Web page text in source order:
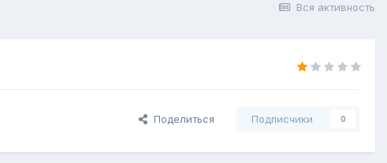
Вся активность
Поделиться Подписчики 0